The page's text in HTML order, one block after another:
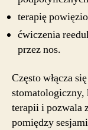
terapię
ćwiczenia
przez nos.
Często włącza
terapii i pozwala
pomiędzy